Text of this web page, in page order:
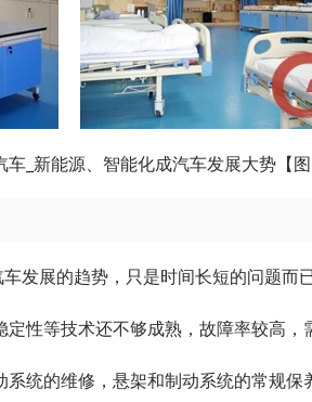
_新能源、智能化成汽车发展大势【
发展的趋势，只是时间长短的问题而
性等技术还不够成熟，故障率较高
统的维修，悬架和制动系统的常规